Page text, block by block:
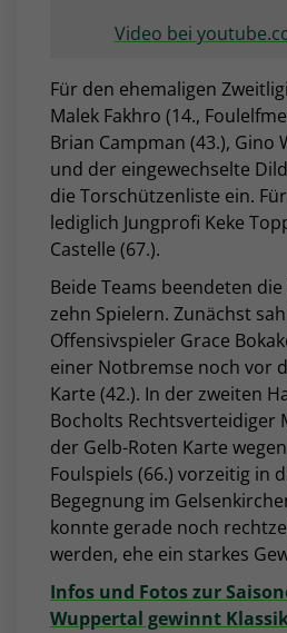
Video bei
Für den ehemaligen
Malek Fakhro (14.,
Brian Campman (43.), Gino
und der eingewechselte
die Torschützenliste ein.
lediglich Jungprofi Keke
Castelle (67.).
Beide Teams beendeten
zehn Spielern. Zunächst
Offensivspieler Grace
einer Notbremse noch vor
Karte (42.). In der zweiten
Bocholts Rechtsverteidiger
der Gelb-Roten Karte
Foulspiels (66.) vorzeitig in
Begegnung im
konnte gerade noch
werden, ehe ein starkes
Infos und Fotos zur
Wuppertal gewinnt